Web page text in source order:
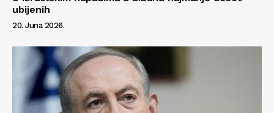
ubijenih
20. Juna 2026.